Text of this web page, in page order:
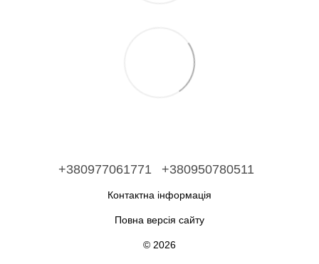
+380977061771 +380950780511
Контактна інформація
Повна версія сайту
© 2026